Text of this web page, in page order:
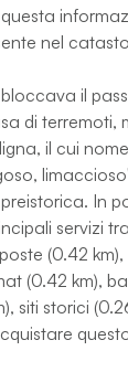
nel
il
di terremoti,
il cui
In
servizi
(0.42
(0.42 km),
siti storici